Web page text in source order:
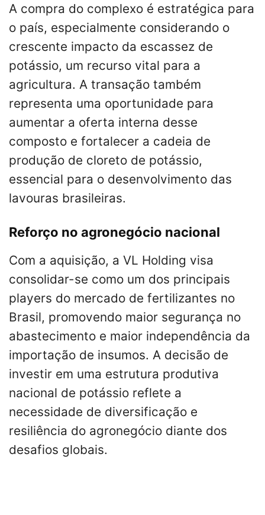
A compra do complexo é estratégica para
o país, especialmente considerando o
crescente impacto da escassez de
potássio, um recurso vital para a
agricultura. A transação também
representa uma oportunidade para
aumentar a oferta interna desse
composto e fortalecer a cadeia de
produção de cloreto de potássio,
essencial para o desenvolvimento das
lavouras brasileiras.
Reforço no agronegócio nacional
Com a aquisição, a VL Holding visa
consolidar-se como um dos principais
players do mercado de fertilizantes no
Brasil, promovendo maior segurança no
abastecimento e maior independência da
importação de insumos. A decisão de
investir em uma estrutura produtiva
nacional de potássio reflete a
necessidade de diversificação e
resiliência do agronegócio diante dos
desafios globais.